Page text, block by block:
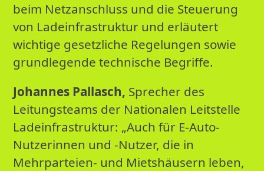
beim Netzanschluss und die Steuerung
von Ladeinfrastruktur und erläutert
wichtige gesetzliche Regelungen sowie
grundlegende technische Begriffe.
Johannes Pallasch, Sprecher des
Leitungsteams der Nationalen Leitstelle
Ladeinfrastruktur: „Auch für E-Auto-
Nutzerinnen und -Nutzer, die in
Mehrparteien- und Mietshäusern leben,